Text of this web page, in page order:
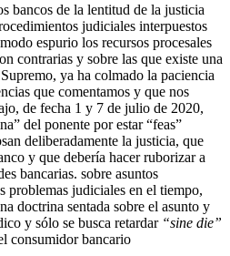
bancos de la lentitud de la justicia
judiciales interpuestos
espurio los recursos procesales
contrarias y sobre las que existe una
ya ha colmado la paciencia
que comentamos y que nos
de fecha 1 y 7 de julio de 2020,
del ponente por estar “feas”
deliberadamente la justicia, que
y que debería hacer ruborizar a
bancarias. sobre asuntos
problemas judiciales en el tiempo,
doctrina sentada sobre el asunto y
y sólo se busca retardar “sine die”
consumidor bancario